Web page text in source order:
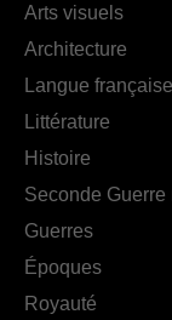
Arts visuels
Architecture
Langue française
Littérature
Histoire
Seconde Guerre
Guerres
Époques
Royauté